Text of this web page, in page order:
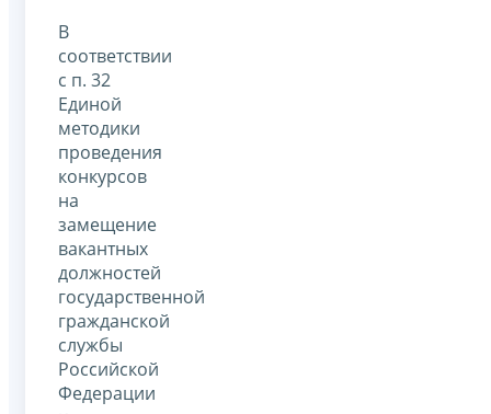
В
соответствии
с п. 32
Единой
методики
проведения
конкурсов
на
замещение
вакантных
должностей
государственной
гражданской
службы
Российской
Федерации